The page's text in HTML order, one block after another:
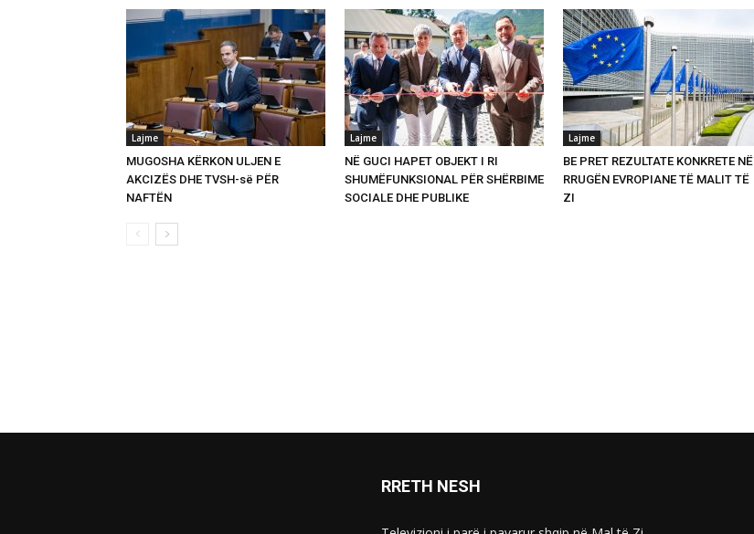
Lajme
MUGOSHA KËRKON ULJEN E
AKCIZËS DHE TVSH-së PËR
NAFTËN
Lajme
NË GUCI HAPET OBJEKT I RI
SHUMËFUNKSIONAL PËR SHËRBIME
SOCIALE DHE PUBLIKE
Lajme
BE PRET REZULTATE KONKRETE NË
RRUGËN EVROPIANE TË MALIT TË
ZI
RRETH NESH